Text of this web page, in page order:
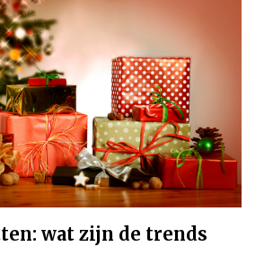
wat zijn de trends